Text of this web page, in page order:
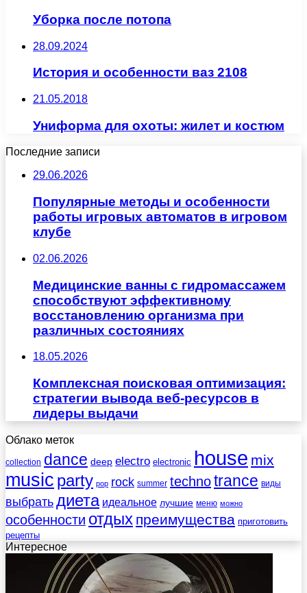
Уборка после потопа
28.09.2024
История и особенности ваз 2108
21.05.2018
Униформа для охоты: жилет и костюм
Последние записи
29.06.2026
Популярные методы и особенности
работы игровых автоматов в игровом
клубе
02.06.2026
Медицинские ванны с гидромассажем
способствуют эффективному
восстановлению организма при
различных состояниях
18.05.2026
Комплексная поисковая оптимизация:
стратегии вывода веб-ресурсов в
лидеры выдачи
Облако меток
collection dance deep electro electronic house mix
music party pop rock summer technotrance виды
выбратьдиета идеальное лучшие меню можно
особенности отдых преимущества приготовить
рецепты
Интересное